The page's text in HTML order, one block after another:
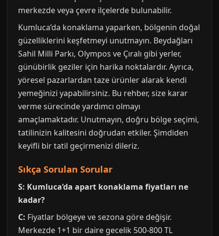
merkezde veya çevre ilçelerde bulunabilir.
Kumluca’da konaklama yaparken, bölgenin doğal
güzelliklerini keşfetmeyi unutmayın. Beydağları
Sahil Milli Parkı, Olympos ve Çıralı gibi yerler,
günübirlik geziler için harika noktalardır. Ayrıca,
yöresel pazarlardan taze ürünler alarak kendi
yemeğinizi yapabilirsiniz. Bu rehber, size karar
verme sürecinde yardımcı olmayı
amaçlamaktadır. Unutmayın, doğru bölge seçimi,
tatilinizin kalitesini doğrudan etkiler. Şimdiden
keyifli bir tatil geçirmenizi dileriz.
Sıkça Sorulan Sorular
S: Kumluca’da apart konaklama fiyatları ne
kadar?
C: Fiyatlar bölgeye ve sezona göre değişir.
Merkezde 1+1 bir daire gecelik 500-800 TL